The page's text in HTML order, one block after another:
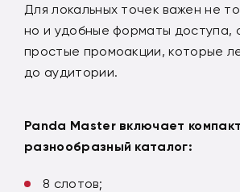
Для локальных точек важен не
но и удобные форматы доступа,
простые промоакции, которые
до аудитории.
Panda Masterвключает
разнообразный каталог:
8 слотов;